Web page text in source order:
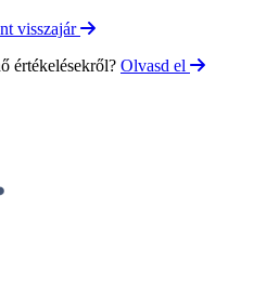
visszajár
értékelésekről? Olvasd el